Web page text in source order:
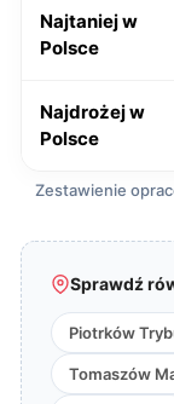
Najtaniej w
Polsce
Najdrożej w
Polsce
Zestawienie
Sprawdź
Piotrków
Tomaszów